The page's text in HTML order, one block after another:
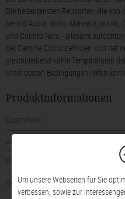
Die bedeutensten Rebsorten, die von
Nero d`Avola, Grillo, Malvasia, Inzilio,
und Corinto Nero - allesamt
der Cantine Colosi befinden sich tief
gleichbleibend kühle Temparaturen
unter besten Bedingungen reifen
Produktinformationen
Geschmack
Jahrgang
Flaschengröße
Verschluss
Um unsere Webseiten für Sie
verbessen, sowie zur